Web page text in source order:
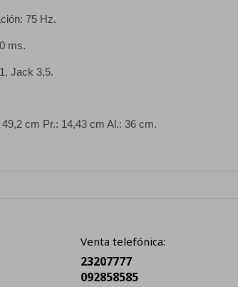
75 Hz.
ms.
Jack 3,5.
cm Pr.: 14,43 cm Al.: 36 cm.
Venta telefónica:
23207777
092858585